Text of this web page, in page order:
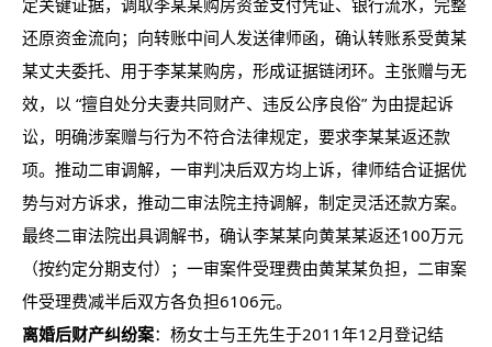
定关键证据，调取李某某购房资金支付凭证、银行流水，完整
还原资金流向；向转账中间人发送律师函，确认转账系受黄某
某丈夫委托、用于李某某购房，形成证据链闭环。主张赠与无
效，以 “擅自处分夫妻共同财产、违反公序良俗” 为由提起诉
讼，明确涉案赠与行为不符合法律规定，要求李某某返还款
项。推动二审调解，一审判决后双方均上诉，律师结合证据优
势与对方诉求，推动二审法院主持调解，制定灵活还款方案。
最终二审法院出具调解书，确认李某某向黄某某返还100万元
（按约定分期支付）；一审案件受理费由黄某某负担，二审案
件受理费减半后双方各负担6106元。
离婚后财产纠纷案：杨女士与王先生于2011年12月登记结